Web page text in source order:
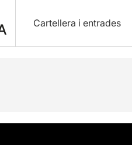
Cartellera i entrades
Fitxa artística Info